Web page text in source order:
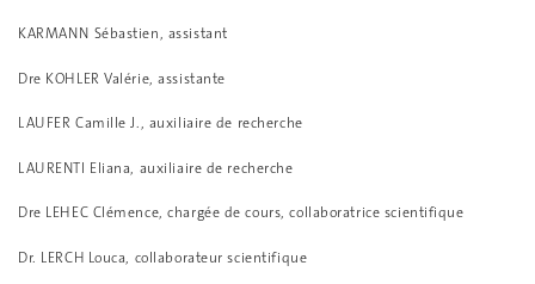
KARMANN Sébastien, assistant
Dre KOHLER Valérie, assistante
LAUFER Camille J., auxiliaire de recherche
LAURENTI Eliana, auxiliaire de recherche
Dre LEHEC Clémence, chargée de cours, collaboratrice scientifique
Dr. LERCH Louca, collaborateur scientifique